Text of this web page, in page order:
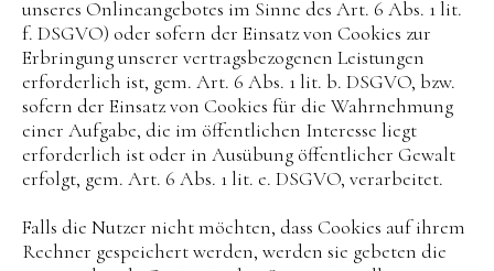
unseres Onlineangebotes im Sinne des Art. 6 Abs. 1 lit.
f. DSGVO) oder sofern der Einsatz von Cookies zur
Erbringung unserer vertragsbezogenen Leistungen
erforderlich ist, gem. Art. 6 Abs. 1 lit. b. DSGVO, bzw.
sofern der Einsatz von Cookies für die Wahrnehmung
einer Aufgabe, die im öffentlichen Interesse liegt
erforderlich ist oder in Ausübung öffentlicher Gewalt
erfolgt, gem. Art. 6 Abs. 1 lit. e. DSGVO, verarbeitet.
Falls die Nutzer nicht möchten, dass Cookies auf ihrem
Rechner gespeichert werden, werden sie gebeten die